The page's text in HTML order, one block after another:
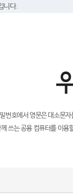
니다.
번호에서 영문은 대소문
쓰는 공용 컴퓨터를 이